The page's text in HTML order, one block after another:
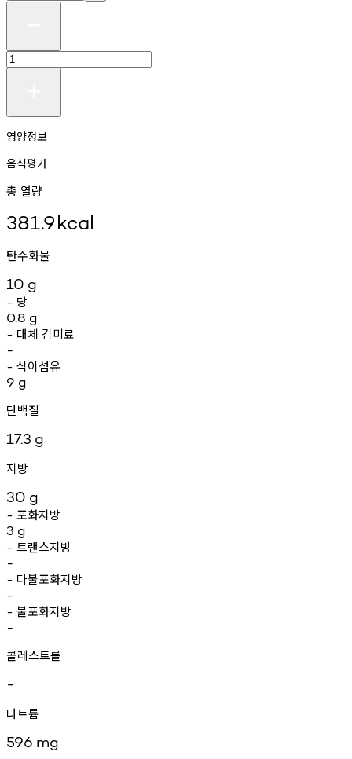
영양정보
음식평가
총 열량
381.9kcal
탄수화물
10 g
- 당
0.8 g
- 대체 감미료
-
- 식이섬유
9 g
단백질
17.3 g
지방
30 g
- 포화지방
3 g
- 트랜스지방
-
- 다불포화지방
-
- 불포화지방
-
콜레스트롤
-
나트륨
596 mg